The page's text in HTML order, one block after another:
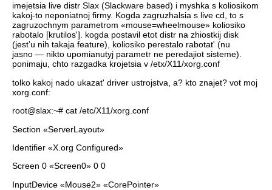
imejetsia live distr Slax (Slackware based) i myshka s koliosikom
kakoj-to neponiatnoj firmy. Kogda zagruzhalsia s live cd, to s
zagruzochnym parametrom «mouse=wheelmouse» koliosiko
rabotalo [krutilos']. kogda postavil etot distr na zhiostkij disk
(jest’u nih takaja feature), koliosiko perestalo rabotat' (nu
jasno — nikto upomianutyj parametr ne peredajiot sisteme).
ponimaju, chto razgadka krojetsia v /etx/X11/xorg.conf
tolko kakoj nado ukazat' driver ustrojstva, a? kto znajet? vot moj
xorg.conf:
root@slax:~# cat /etc/X11/xorg.conf
Section «ServerLayout»
Identifier «X.org Configured»
Screen 0 «Screen0» 0 0
InputDevice «Mouse2» «CorePointer»